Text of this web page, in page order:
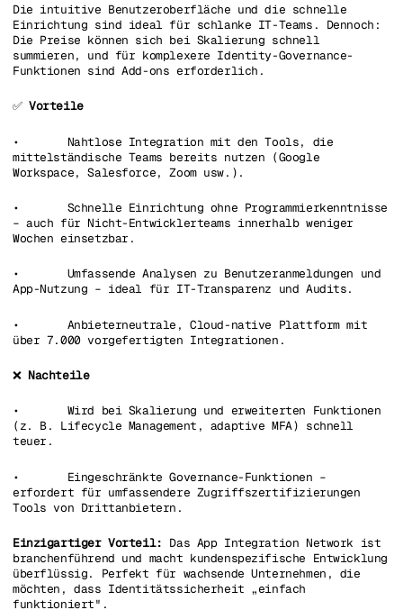
Die intuitive Benutzeroberfläche und die schnelle
Einrichtung sind ideal für schlanke IT-Teams. Dennoch:
Die Preise können sich bei Skalierung schnell
summieren, und für komplexere Identity-Governance-
Funktionen sind Add-ons erforderlich.
✅Vorteile
• Nahtlose Integration mit den Tools, die
mittelständische Teams bereits nutzen (Google
Workspace, Salesforce, Zoom usw.).
• Schnelle Einrichtung ohne Programmierkenntnisse
– auch für Nicht-Entwicklerteams innerhalb weniger
Wochen einsetzbar.
• Umfassende Analysen zu Benutzeranmeldungen und
App-Nutzung – ideal für IT-Transparenz und Audits.
• Anbieterneutrale, Cloud-native Plattform mit
über 7.000 vorgefertigten Integrationen.
❌Nachteile
• Wird bei Skalierung und erweiterten Funktionen
(z. B. Lifecycle Management, adaptive MFA) schnell
teuer.
• Eingeschränkte Governance-Funktionen –
erfordert für umfassendere Zugriffszertifizierungen
Tools von Drittanbietern.
Einzigartiger Vorteil: Das App Integration Network ist
branchenführend und macht kundenspezifische Entwicklung
überflüssig. Perfekt für wachsende Unternehmen, die
möchten, dass Identitätssicherheit „einfach
funktioniert".